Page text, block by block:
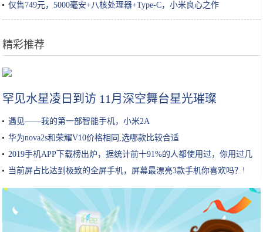
仅售749元，5000毫安+八核处理器+Type-C，小米良心之作
精彩推荐
罕见水星凌日到访 11月深空舞台星光璀璨
遇见——我的第一部智能手机，小米2A
华为nova2s和荣耀V10价格相同,选哪款比较合适
2019手机APP下载榜出炉，据统计前十91%的人都使用过，你用过几
个
当前屏占比达到极致的全屏手机，屏幕最漂亮3款手机你喜欢吗？!